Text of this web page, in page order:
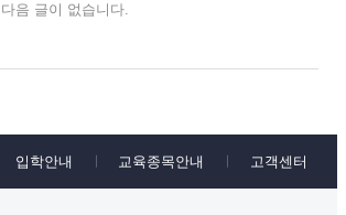
다음 글이 없습니다.
입학안내 교육종목안내 고객센터